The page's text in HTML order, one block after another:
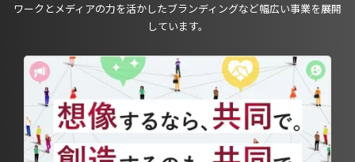
ワークとメディアの力を活かしたブランディングなど幅広い事業を展開
しています。